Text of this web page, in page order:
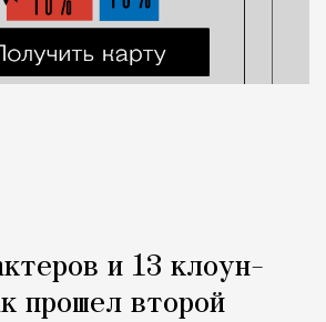
и 13 клоун-
прошел второй